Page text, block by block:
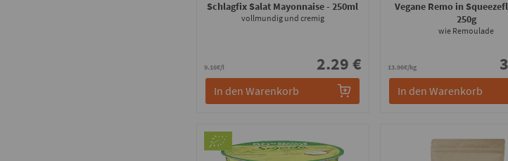
Schlagfix Salat Mayonnaise- 250ml
vollmundig und cremig
9.16€/l 2.29 €
In den Warenkorb
Vegane Remo in
250g
wie Remoulade
13.96€/kg
In den Warenkorb